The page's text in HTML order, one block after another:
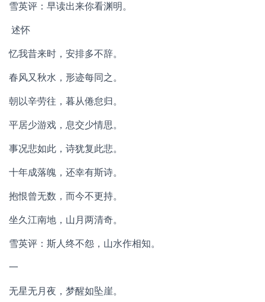
雪英评：早读出来你看渊明。
述怀
忆我昔来时，安排多不辞。
春风又秋水，形迹每同之。
朝以辛劳往，暮从倦怠归。
平居少游戏，息交少情思。
事况悲如此，诗犹复此悲。
十年成落魄，还幸有斯诗。
抱恨曾无数，而今不更持。
坐久江南地，山月两清奇。
雪英评：斯人终不怨，山水作相知。
一
无星无月夜，梦醒如坠崖。